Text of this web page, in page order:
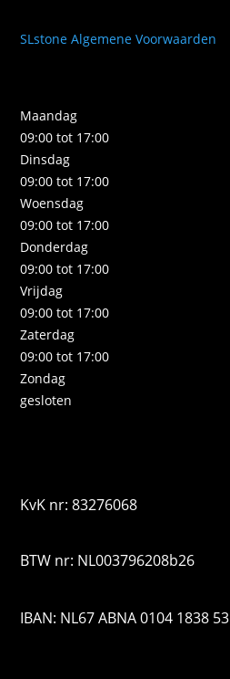
SLstone Algemene Voorwaarden
Maandag
09:00 tot 17:00
Dinsdag
09:00 tot 17:00
Woensdag
09:00 tot 17:00
Donderdag
09:00 tot 17:00
Vrijdag
09:00 tot 17:00
Zaterdag
09:00 tot 17:00
Zondag
gesloten
KvK nr: 83276068
BTW nr: NL003796208b26
IBAN: NL67 ABNA 0104 1838 53